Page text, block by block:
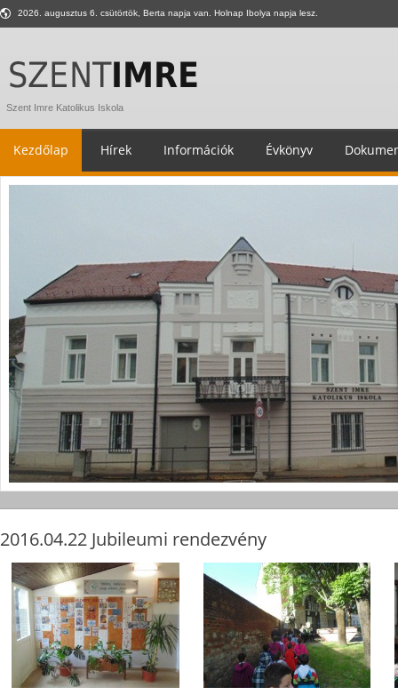
2026. augusztus 6. csütörtök, Berta napja van. Holnap Ibolya napja lesz.
Szent Imre Katolikus Iskola
Kezdőlap Hírek Információk Évkönyv
2016.04.22 Jubileumi rendezvény